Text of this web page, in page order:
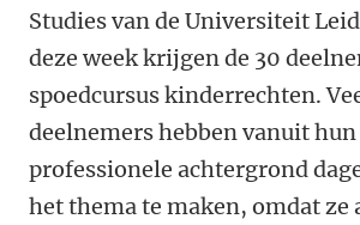
Studies van de Universiteit
deze week krijgen de 30
spoedcursus kinderrechten.
deelnemers hebben vanuit hun
professionele achtergrond
het thema te maken, omdat ze